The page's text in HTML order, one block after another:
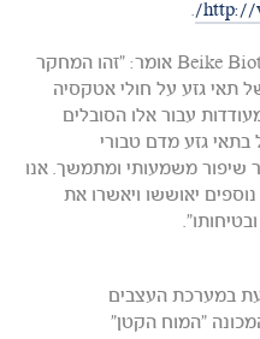
http://
.
שנגקין יה, מנכ"ל חברת Beike Biotechnology אומר: "זהו המחקר
גזע על חולי אטקסיה
עבור אלו הסובלים
בתאי גזע מדם טבורי
שיפור משמעותי ומתמשך. אנו
יאוששו ויאשרו את
במערכת העצבים
"המוח הקטן"